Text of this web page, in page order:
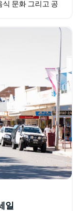
문화 그리고 공
일